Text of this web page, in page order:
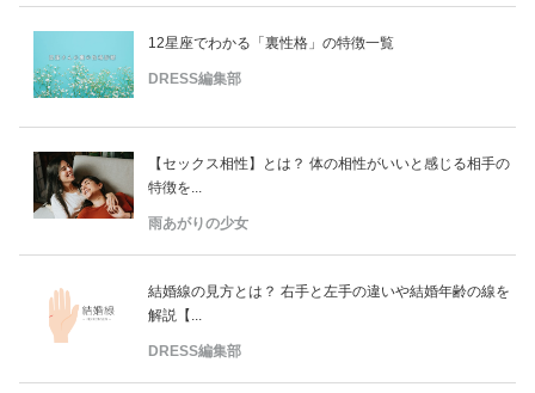
12星座でわかる「裏性格」の特徴一覧
DRESS編集部
【セックス相性】とは？ 体の相性がいいと感じる相手の
特徴を...
雨あがりの少女
結婚線の見方とは？ 右手と左手の違いや結婚年齢の線を
解説【...
DRESS編集部